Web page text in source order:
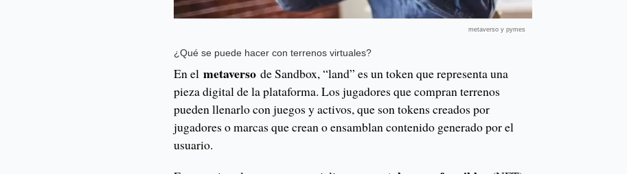
metaverso y pymes
¿Qué se puede hacer con terrenos virtuales?
En elmetaversode Sandbox, “land” es un token que representa una
pieza digital de la plataforma. Los jugadores que compran terrenos
pueden llenarlo con juegos y activos, que son tokens creados por
jugadores o marcas que crean o ensamblan contenido generado por el
usuario.